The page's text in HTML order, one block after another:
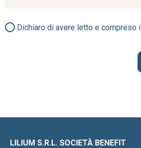
Dichiaro di avere letto e compreso i
LILIUM S.R.L. SOCIETÀ BENEFIT